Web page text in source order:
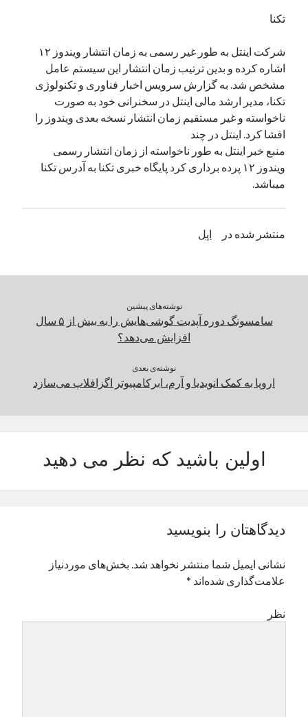
سپتامبر 2023
آگوست 2023
دسته‌ها
تکنا
شرکت اینتل به طور غیر رسمی به زمان انتشار ویندوز ۱۲
اشاره کرده و بدین ترتیب زمان انتشار این سیستم عامل
مشخص شد. به گزارش سرویس اخبار فناوری و تکنولوژی
تکنا، مدیر ارشد مالی اینتل در سخنرانی خود به صورت
ناخواسته و غیر مستقیم زمان انتشار نسخه بعدی ویندوز را
افشا کرد. اینتل در چند
منبع خبر اینتل به طور ناخواسته از زمان انتشار رسمی
ویندوز ۱۲ پرده برداری کرد پایگاه خبری تکنا به آدرس تکنا
میباشد.
منتشر شده در اپل
نوشته‌های پیشین
سامسونگ دوره آپدیت گوشی‌هایش را به بیش‌ از ۵ سال
افزایش می‌دهد؟
نوشته‌ی بعدی
اروپا به کمک انویدیا و آرم، ابرکامپیوتر اگزافلاپ می‌سازد
اولین باشید که نظر می دهید
دیدگاهتان را بنویسید
نشانی ایمیل شما منتشر نخواهد شد. بخش‌های موردنیاز
علامت‌گذاری شده‌اند *
نظر